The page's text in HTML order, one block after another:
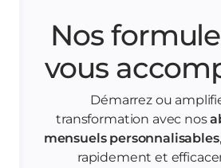
Nos
vous
Démarrez ou
transformation avec nos
mensuels personnalisables
rapidement et